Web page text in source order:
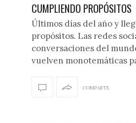
CUMPLIENDO PROPÓSITOS
Últimos días del año y
propósitos. Las redes
conversaciones del
vuelven monotemáticas
COMPARTE